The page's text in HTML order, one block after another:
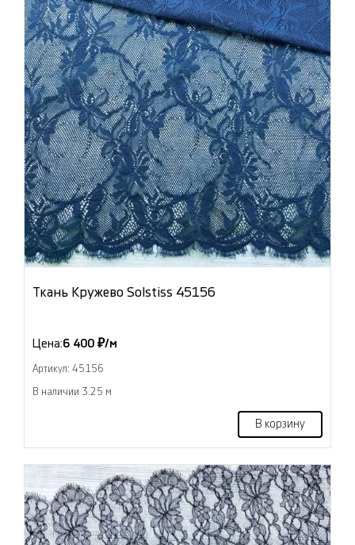
Ткань Кружево Solstiss 45156
Цена:6 400 ₽/м
Артикул: 45156
В наличии 3.25 м
В корзину